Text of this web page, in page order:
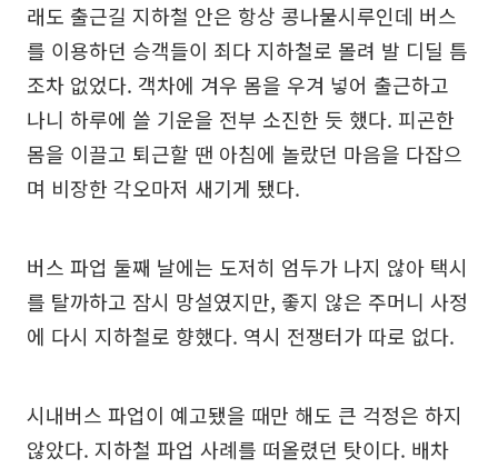
래도 출근길 지하철 안은 항상 콩나물시루인데 버스
를 이용하던 승객들이 죄다 지하철로 몰려 발 디딜 틈
조차 없었다. 객차에 겨우 몸을 우겨 넣어 출근하고
나니 하루에 쓸 기운을 전부 소진한 듯 했다. 피곤한
몸을 이끌고 퇴근할 땐 아침에 놀랐던 마음을 다잡으
며 비장한 각오마저 새기게 됐다.
버스 파업 둘째 날에는 도저히 엄두가 나지 않아 택시
를 탈까하고 잠시 망설였지만, 좋지 않은 주머니 사정
에 다시 지하철로 향했다. 역시 전쟁터가 따로 없다.
시내버스 파업이 예고됐을 때만 해도 큰 걱정은 하지
않았다. 지하철 파업 사례를 떠올렸던 탓이다. 배차